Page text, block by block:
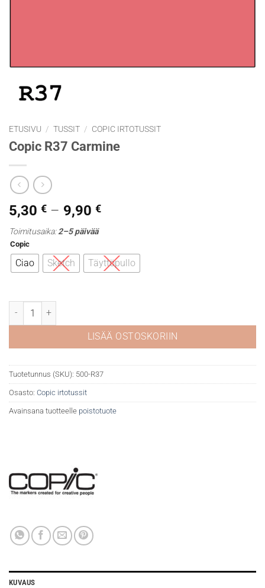
ETUSIVU / TUSSIT / COPIC IRTOTUSSIT
Copic R37 Carmine
5,30 € – 9,90 €Hintaluokka:
9,90 €
Toimitusaika:2–5 päivää
Copic
Ciao Sketch Täyttöpullo
Copic R37 Carmine määrä
LISÄÄ OSTOSKORIIN
Tuotetunnus (SKU): 500-R37
Osasto: Copic irtotussit
Avainsana tuotteelle poistotuote
KUVAUS